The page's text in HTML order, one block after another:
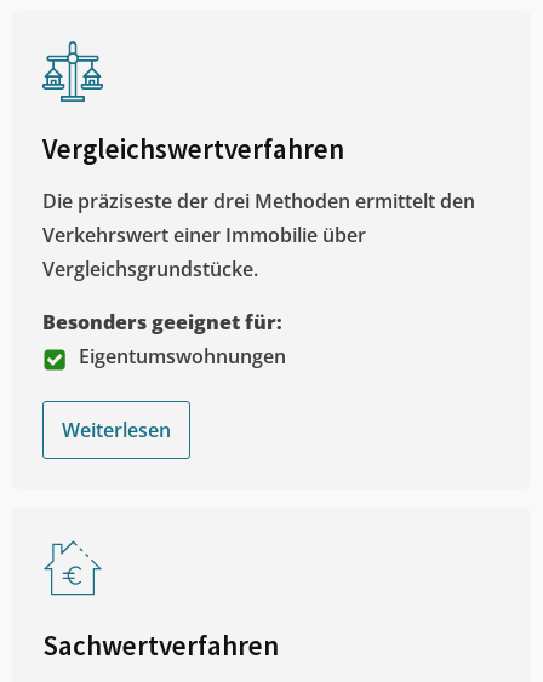
Vergleichswertverfahren
Die präziseste der drei Methoden ermittelt den
Verkehrswert einer Immobilie über
Vergleichsgrundstücke.
Besonders geeignet für:
Eigentumswohnungen
Weiterlesen
Sachwertverfahren